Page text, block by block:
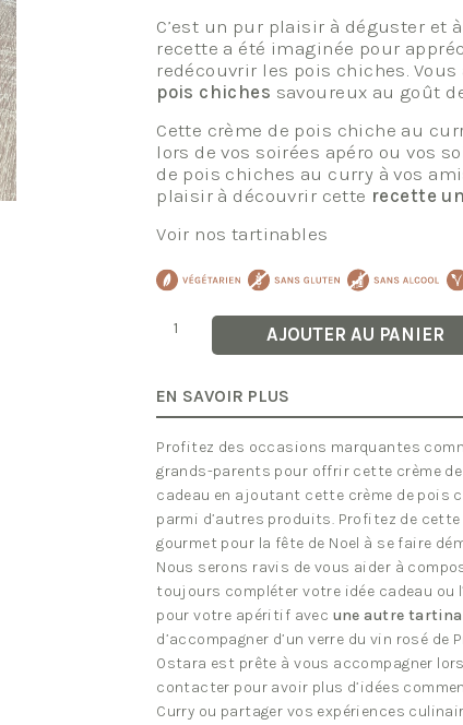
C’est un pur plaisir à déguster et
recette a été imaginée pour
redécouvrir les pois chiches.
pois chiches savoureux au goût
Cette crème de pois chiche au
lors de vos soirées apéro ou vos
de pois chiches au curry à vos
plaisir à découvrir cette recette
Voir nos tartinables
quantité
Chiches
au
AJOUTER AU PANIER
EN SAVOIR PLUS
Profitez des occasions marquantes
grands-parents pour offrir cette crème
cadeau en ajoutant cette crème de pois
parmi d’autres produits. Profitez de
gourmet pour la fête de Noel à se faire
Nous serons ravis de vous aider à
toujours compléter votre idée cadeau ou
pour votre apéritif avec une autre
d’accompagner d’un verre du vin rosé
Ostara est prête à vous accompagner
contacter pour avoir plus d’idées
Curry ou partager vos expériences